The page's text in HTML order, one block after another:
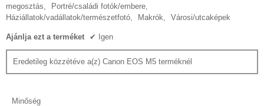
megosztás,
Portré/családi fotók/embere,
Háziállatok/vadállatok/természetfotó,
Makrók, Városi/utcaképek
Ajánlja ezt a terméket ✔ Igen
Eredetileg közzétéve a(z) Canon EOS M5 terméknél
Minőség